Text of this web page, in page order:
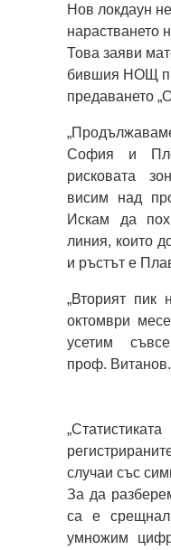
Нов локдаун
нарастването
Това заяви
бившия НОЩ
предаването
София и
рисковата
висим над
Искам да
линия, които
и ръстът е
„Вторият
октомври
усетим
проф. Витанов.
случаи със
За да
са е
умножим